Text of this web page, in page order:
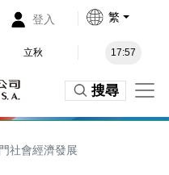
登入 繁
立秋 17:57
搜尋
社會經濟發展